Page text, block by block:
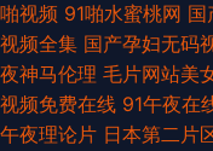
啪视频 91啪水蜜桃网 国
视频全集 国产孕妇无码
夜神马伦理 毛片网站美
视频免费在线 91午夜在
午夜理论片 日本第二片